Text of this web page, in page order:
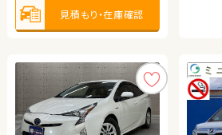
見積もり・在庫確認